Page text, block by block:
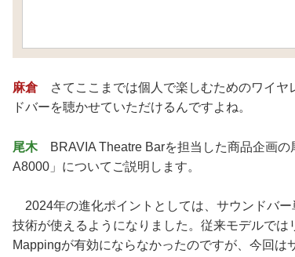
麻倉さてここまでは個人で楽しむためのワイヤ
ドバーを聴かせていただけるんですよね。
尾木BRAVIA Theatre Barを担当した商品企画の
A8000」についてご説明します。
2024年の進化ポイントとしては、サウンドバ
技術が使えるようになりました。従来モデルで
Mappingが有効にならなかったのですが、今回は